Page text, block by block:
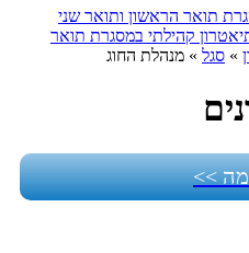
תואר הראשון ותואר שני
קהילתי במסגרת תואר
» סגל » מנהלת החוג
>>